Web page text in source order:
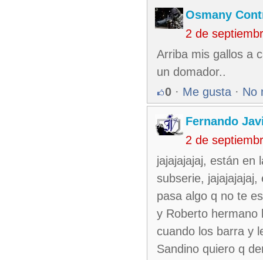
Osmany
2 de
Arriba mis gallos a
un domador..
0 · Me gusta · No
Fernando
2 de
jajajajajaj, están en
subserie,
pasa algo q no te
y Roberto hermano
cuando los barra y
Sandino quiero q